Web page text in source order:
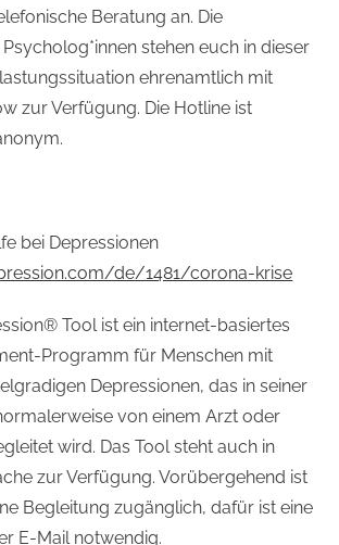
Beratung an. Die
stehen euch in dieser
ehrenamtlich mit
zur Verfügung. Die Hotline ist
bei Depressionen
de/1481/corona-krise
Tool ist ein internet-basiertes
Programm für Menschen mit
Depressionen, das in seiner
von einem Arzt oder
wird. Das Tool steht auch in
zur Verfügung. Vorübergehend ist
Begleitung zugänglich, dafür ist eine
E-Mail notwendig.